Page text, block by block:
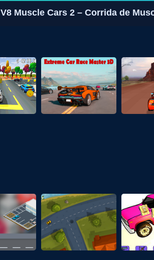
V8 Muscle Cars 2 – Corrida de